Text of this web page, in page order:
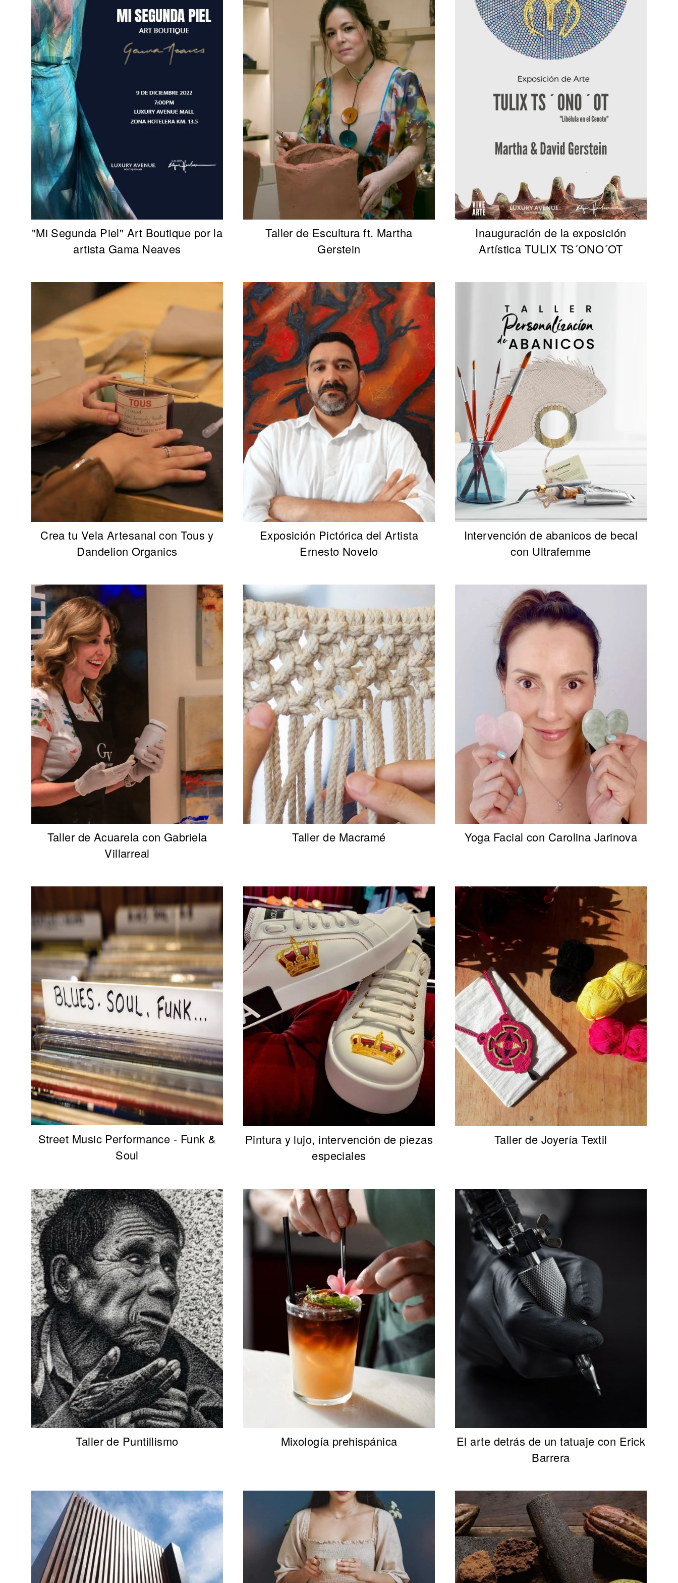
"Mi Segunda Piel" Art Boutique por la
artista Gama Neaves
Taller de Escultura ft. Martha
Gerstein
Inauguración de la exposición
Artística TULIX TS´ONO´OT
Crea tu Vela Artesanal con Tous y
Dandelion Organics
Exposición Pictórica del Artista
Ernesto Novelo
Intervención de abanicos de becal
con Ultrafemme
Taller de Acuarela con Gabriela
Villarreal
Taller de Macramé Yoga Facial con Carolina Jarinova
Street Music Performance - Funk &
Soul
Pintura y lujo, intervención de piezas
especiales
Taller de Joyería Textil
Taller de Puntillismo Mixología prehispánica
El arte detrás de un tatuaje con Erick
Barrera